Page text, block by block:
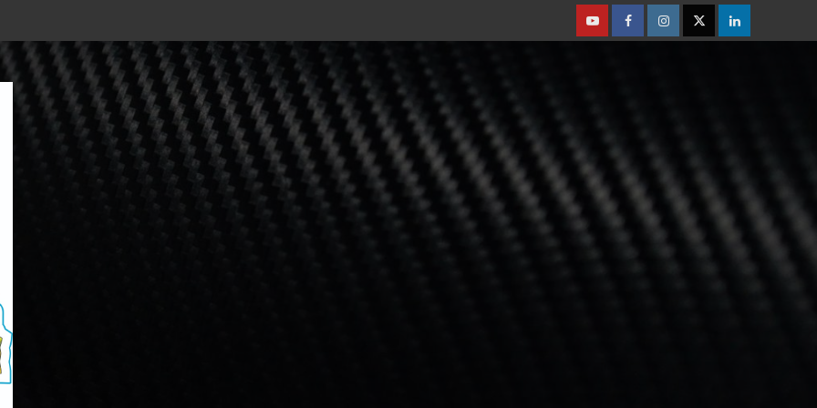
YoutubeFacebookInstagramTwitterLinkedin